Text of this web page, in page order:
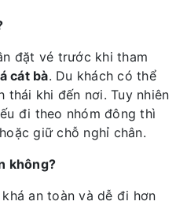
đặt vé trước khi tham
cát bà. Du khách có thể
thái khi đến nơi. Tuy nhiên
đi theo nhóm đông thì
giữ chỗ nghỉ chân.
không?
an toàn và dễ đi hơn